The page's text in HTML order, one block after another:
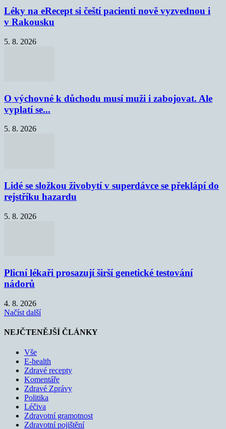
Léky na eRecept si čeští pacienti nově vyzvednou i
v Rakousku
5. 8. 2026
O výchovné k důchodu musí muži i zabojovat. Ale
vyplatí se...
5. 8. 2026
Lidé se složkou živobytí v superdávce se překlápí do
rejstříku hazardu
5. 8. 2026
Plicní lékaři prosazují širší genetické testování
nádorů
4. 8. 2026
Načíst další
NEJČTENĚJŠÍ ČLÁNKY
Vše
E-health
Zdravé recepty
Komentáře
Zdravé Zprávy
Politika
Léčiva
Zdravotní gramotnost
Zdravotní pojištění